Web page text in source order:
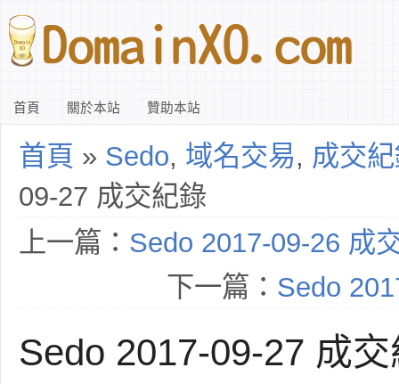
首頁 關於本站 贊助本站
首頁 » Sedo, 域名交易, 成交
09-27 成交紀錄
上一篇： Sedo 2017-09-26 成
下一篇： Sedo
Sedo 2017-09-27 成